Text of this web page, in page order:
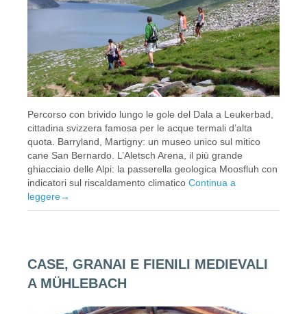
Percorso con brivido lungo le gole del Dala a Leukerbad,
cittadina svizzera famosa per le acque termali d’alta
quota. Barryland, Martigny: un museo unico sul mitico
cane San Bernardo. L’Aletsch Arena, il più grande
ghiacciaio delle Alpi: la passerella geologica Moosfluh con
indicatori sul riscaldamento climatico Continua a
leggere→
CASE, GRANAI E FIENILI MEDIEVALI
A MÜHLEBACH